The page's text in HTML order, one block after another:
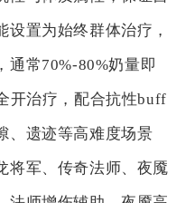
置为始终群体治疗，
通常70%-80%奶量即
开治疗，配合抗性buff
、遗迹等高难度场景
将军、传奇法师、夜魇